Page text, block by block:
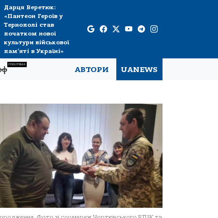
Дарця Веретюк:
«Пантеон Героїв у
Тернополі став
початком нової
культури військової
пам’яті в Україні»
СПЕЦТЕМА
АВТОРИ UANEWS